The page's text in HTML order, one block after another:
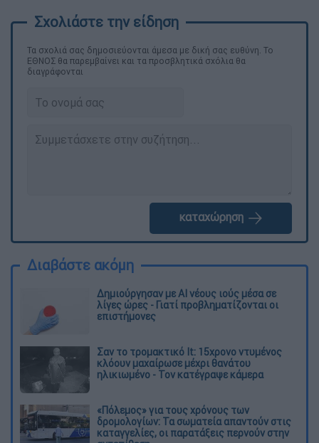
Τα σχολιά σας δημοσιεύονται άμεσα με δική σας ευθύνη. Το
ΕΘΝΟΣ θα παρεμβαίνει και τα προσβλητικά σχόλια θα
διαγράφονται
καταχώρηση
Διαβάστε ακόμη
Δημιούργησαν με AI νέους ιούς μέσα σε
λίγες ώρες - Γιατί προβληματίζονται οι
επιστήμονες
Σαν το τρομακτικό It: 15χρονο ντυμένος
κλόουν μαχαίρωσε μέχρι θανάτου
ηλικιωμένο - Τον κατέγραψε κάμερα
«Πόλεμος» για τους χρόνους των
δρομολογίων: Τα σωματεία απαντούν στις
καταγγελίες, οι παρατάξεις περνούν στην